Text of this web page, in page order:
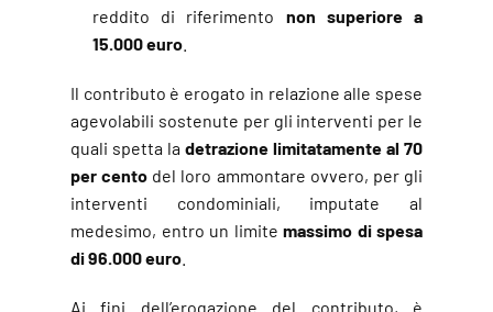
reddito di riferimento non superiore a
15.000 euro
Il contributo è erogato in relazione alle spese
agevolabili sostenute per gli interventi per le
quali spetta la detrazione limitatamente al 70
per cento del loro ammontare ovvero, per gli
interventi condominiali, imputate al
medesimo, entro un limite massimo di spesa
di 96.000 euro
Ai fini dell’erogazione del contributo, è